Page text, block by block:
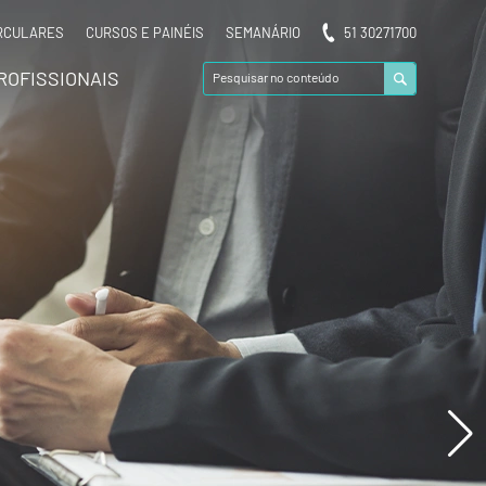
CURSOS E PAINÉIS SEMANÁRIO 51 30271700